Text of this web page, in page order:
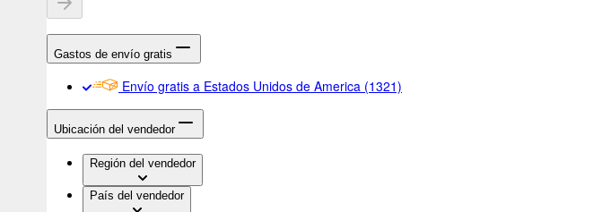
Gastos de envío gratis
Envío gratis a Estados Unidos de America (1321)
Ubicación del vendedor
Región del vendedor
País del vendedor